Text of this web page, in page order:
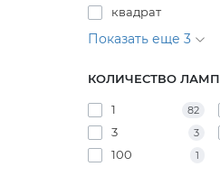
квадрат
Показать еще 3
КОЛИЧЕСТВО ЛАМП
1 82
3 3
100 1